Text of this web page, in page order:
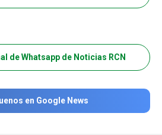
de Whatsapp de Noticias RCN
en Google News